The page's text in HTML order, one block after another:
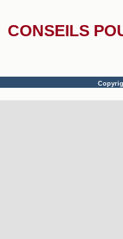
CONSEILS